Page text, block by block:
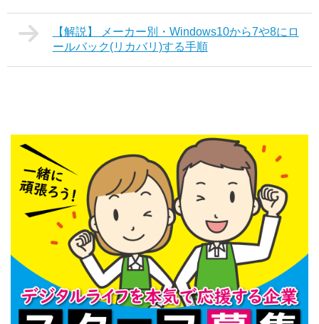
【解説】 メーカー別・Windows10から7や8にロ
ールバック(リカバリ)する手順